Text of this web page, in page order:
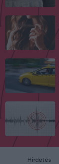
Hirdetés